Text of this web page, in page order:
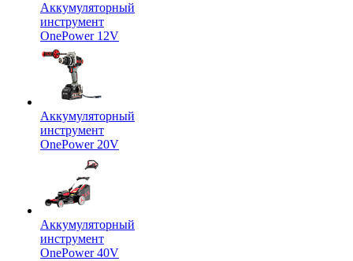
Аккумуляторный
инструмент
OnePower 12V
Аккумуляторный
инструмент
OnePower 20V
Аккумуляторный
инструмент
OnePower 40V